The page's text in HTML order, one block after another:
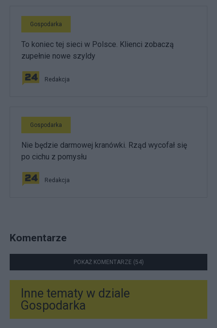
Gospodarka
To koniec tej sieci w Polsce. Klienci zobaczą
zupełnie nowe szyldy
Redakcja
Gospodarka
Nie będzie darmowej kranówki. Rząd wycofał się
po cichu z pomysłu
Redakcja
Komentarze
POKAŻ KOMENTARZE (54)
Inne tematy w dziale
Gospodarka